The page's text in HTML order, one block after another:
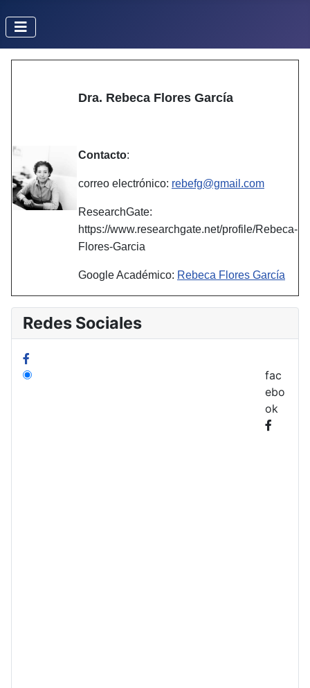
Dra. Rebeca Flores García
Contacto:
correo electrónico: rebefg@gmail.com
ResearchGate:
https://www.researchgate.net/profile/Rebeca-
Flores-Garcia
Google Académico: Rebeca Flores García
Redes Sociales
fac
ebo
ok